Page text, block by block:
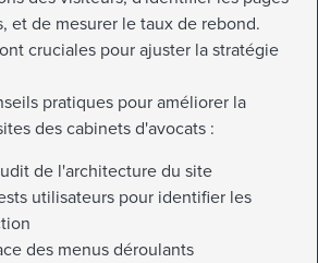
et de mesurer le taux de rebond.
cruciales pour ajuster la stratégie
pratiques pour améliorer la
des cabinets d'avocats :
de l'architecture du site
utilisateurs pour identifier les
des menus déroulants